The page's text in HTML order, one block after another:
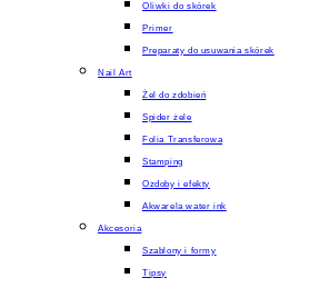
Oliwki do skórek
Primer
Preparaty do usuwania skórek
Nail Art
Żel do zdobień
Spider żele
Folia Transferowa
Stamping
Ozdoby i efekty
Akwarela water ink
Akcesoria
Szablony i formy
Tipsy